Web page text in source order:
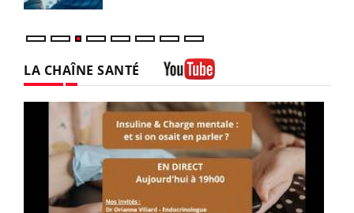
LA CHAÎNE SANTÉ